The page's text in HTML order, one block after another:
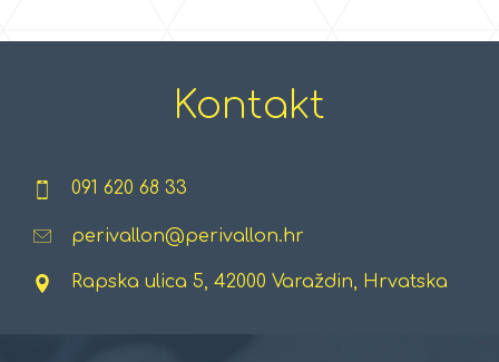
Kontakt
091 620 68 33
perivallon@perivallon.hr
Rapska ulica 5, 42000 Varaždin, Hrvatska